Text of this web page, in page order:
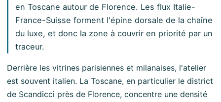
en Toscane autour de Florence. Les flux Italie-
France-Suisse forment l'épine dorsale de la chaîne
du luxe, et donc la zone à couvrir en priorité par un
traceur.
Derrière les vitrines parisiennes et milanaises, l'atelier
est souvent italien. La Toscane, en particulier le district
de Scandicci près de Florence, concentre une densité